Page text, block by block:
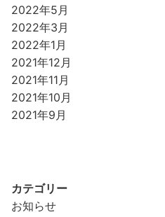
2022年5月
2022年3月
2022年1月
2021年12月
2021年11月
2021年10月
2021年9月
カテゴリー
お知らせ